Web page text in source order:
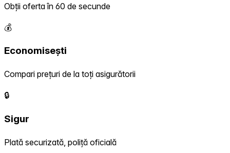
Obții oferta în 60 de secunde
💰
Economisești
Compari prețuri de la toți asigurătorii
🔒
Sigur
Plată securizată, poliță oficială